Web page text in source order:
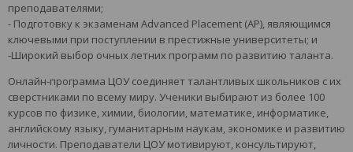
преподавателями;
- Подготовку к экзаменам Advanced Placement (AP), являющимся
ключевыми при поступлении в престижные университеты; и
-Широкий выбор очных летних программ по развитию таланта.
Онлайн-программа ЦОУ соединяет талантливых школьников с их
сверстниками по всему миру. Ученики выбирают из более 100
курсов по физике, химии, биологии, математике, информатике,
английскому языку, гуманитарным наукам, экономике и развитию
личности. Преподаватели ЦОУ мотивируют, консультируют,